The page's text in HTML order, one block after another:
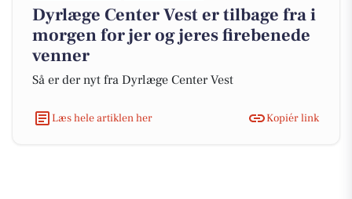
Dyrlæge Center Vest er tilbage fra i
morgen for jer og jeres firebenede
venner
Så er der nyt fra Dyrlæge Center Vest
Læs hele artiklen her Kopiér link